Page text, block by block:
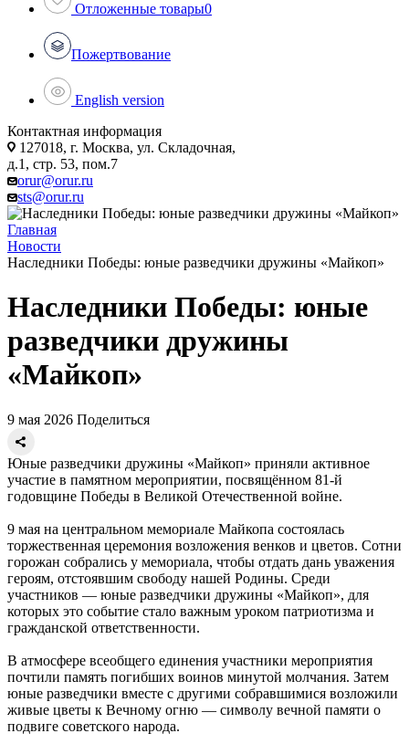
Отложенные товары0
Пожертвование
English version
Контактная информация
127018, г. Москва, ул. Складочная,
д.1, стр. 53, пом.7
orur@orur.ru
sts@orur.ru
Главная
Новости
Наследники Победы: юные разведчики дружины «Майкоп»
Наследники Победы: юные
разведчики дружины
«Майкоп»
9 мая 2026 Поделиться
Юные разведчики дружины «Майкоп» приняли активное
участие в памятном мероприятии, посвящённом 81‑й
годовщине Победы в Великой Отечественной войне.
9 мая на центральном мемориале Майкопа состоялась
торжественная церемония возложения венков и цветов. Сотни
горожан собрались у мемориала, чтобы отдать дань уважения
героям, отстоявшим свободу нашей Родины. Среди
участников — юные разведчики дружины «Майкоп», для
которых это событие стало важным уроком патриотизма и
гражданской ответственности.
В атмосфере всеобщего единения участники мероприятия
почтили память погибших воинов минутой молчания. Затем
юные разведчики вместе с другими собравшимися возложили
живые цветы к Вечному огню — символу вечной памяти о
подвиге советского народа.